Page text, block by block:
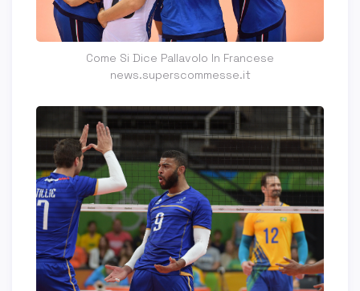
Come Si Dice Pallavolo In Francese
news.superscommesse.it